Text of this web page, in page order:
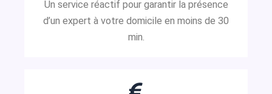
Un service réactif pour garantir la présence
d’un expert à votre domicile en moins de 30
min.